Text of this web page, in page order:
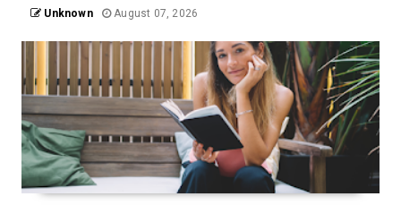
Unknown August 07, 2026